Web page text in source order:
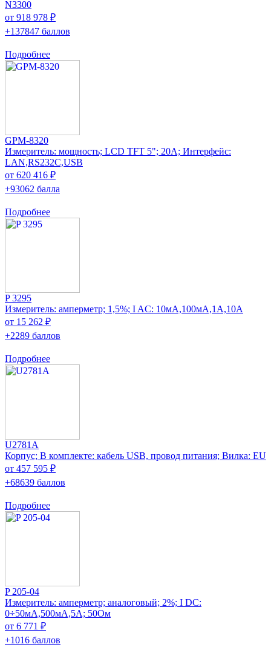
N3300
от 918 978 ₽
+137847 баллов
Подробнее
GPM-8320
Измеритель: мощность; LCD TFT 5"; 20А; Интерфейс:
LAN,RS232C,USB
от 620 416 ₽
+93062 балла
Подробнее
P 3295
Измеритель: амперметр; 1,5%; I AC: 10мА,100мА,1А,10А
от 15 262 ₽
+2289 баллов
Подробнее
U2781A
Корпус; В комплекте: кабель USB, провод питания; Вилка: EU
от 457 595 ₽
+68639 баллов
Подробнее
P 205-04
Измеритель: амперметр; аналоговый; 2%; I DC:
0÷50мА,500мА,5А; 50Ом
от 6 771 ₽
+1016 баллов